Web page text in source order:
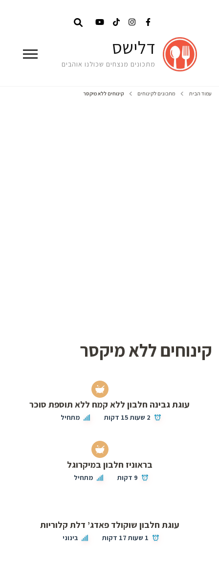
דלישס
מתכונים מנצחים שכולנו אוהבים
עמוד הבית מתכונים לקינוחים קינוחים ללא מיקסר
קינוחים ללא מיקסר
עוגת גבינה חלבון ללא קמח ללא תוספת סוכר
2 שעות 15 דקות מתחיל
בראוניז חלבון במיקרוגל
9 דקות מתחיל
עוגת חלבון שוקולד פאדג’ דלת קלוריות
1 שעות 17 דקות בינוני